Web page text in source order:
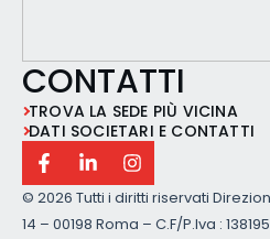
CONTATTI
TROVA LA SEDE PIÙ VICINA
DATI SOCIETARI E CONTATTI
© 2026 Tutti i diritti riservati
14 – 00198 Roma – C.F/P.Iva :